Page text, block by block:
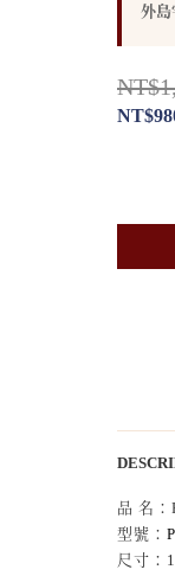
外島
品 名
型號：
尺寸：